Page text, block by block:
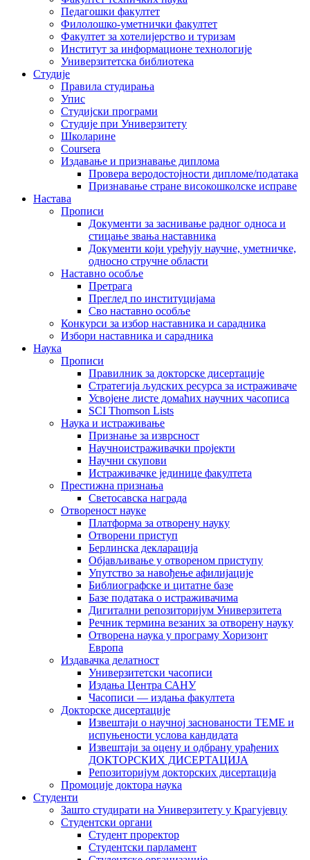
Педагошки факултет
Филолошко-уметнички факултет
Факултет за хотелијерство и туризам
Институт за информационе технологије
Универзитетска библиотека
Студије
Правила студирања
Упис
Студијски програми
Студије при Универзитету
Школарине
Coursera
Издавање и признавање диплома
Провера веродостојности дипломе/података
Признавање стране високошколске исправе
Настава
Прописи
Документи за заснивање радног односа и
стицање звања наставника
Документи који уређују научне, уметничке,
односно стручне области
Наставно особље
Претрага
Преглед по институцијама
Сво наставно особље
Конкурси за избор наставника и сарадника
Избори наставника и сарадника
Наука
Прописи
Правилник за докторске дисертације
Стратегија људских ресурса за истраживаче
Усвојене листе домаћих научних часописа
SCI Thomson Lists
Наука и истраживање
Признање за изврсност
Научноистраживачки пројекти
Научни скупови
Истраживачке јединице факултета
Престижна признања
Светосавска награда
Отвореност науке
Платформа за отворену науку
Отворени приступ
Берлинска декларација
Објављивање у отвореном приступу
Упутство за навођење афилијације
Библиографске и цитатне базе
Базе података о истраживачима
Дигитални репозиторијум Универзитета
Рeчник термина везаних за отворену науку
Отворена наука у програму Хоризонт
Европа
Издавачка делатност
Универзитетски часописи
Издања Центра САНУ
Часописи — издања факултета
Докторске дисертације
Извештаји о научној заснованости ТЕМЕ и
испуњености услова кандидата
Извештаји за оцену и одбрану урађених
ДОКТОРСКИХ ДИСЕРТАЦИЈА
Репозиторијум докторских дисертација
Промоције доктора наука
Студенти
Зашто студирати на Универзитету у Крагујевцу
Студентски органи
Студент проректор
Студентски парламент